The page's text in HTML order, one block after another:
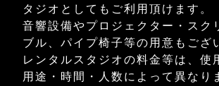
タジオとしてもご利用頂けます。
音響設備やプロジェクター・スク
ブル、パイプ椅子等の用意もござ
レンタルスタジオの料金等は、使
用途・時間・人数によって異なり